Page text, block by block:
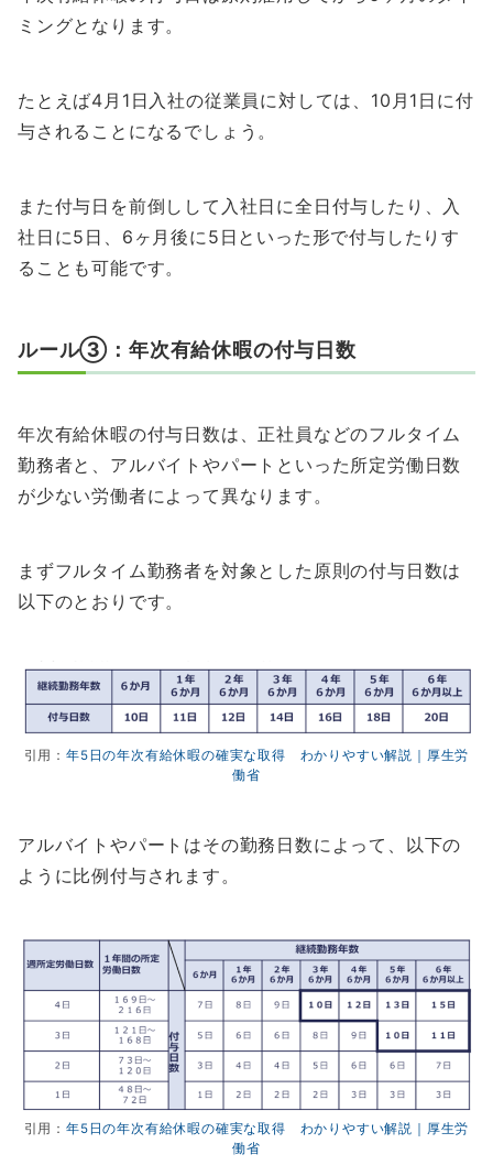
ミングとなります。
たとえば4月1日入社の従業員に対しては、10月1日に付
与されることになるでしょう。
また付与日を前倒しして入社日に全日付与したり、入
社日に5日、6ヶ月後に5日といった形で付与したりす
ることも可能です。
ルール③：年次有給休暇の付与日数
年次有給休暇の付与日数は、正社員などのフルタイム
勤務者と、アルバイトやパートといった所定労働日数
が少ない労働者によって異なります。
まずフルタイム勤務者を対象とした原則の付与日数は
以下のとおりです。
引用：年5日の年次有給休暇の確実な取得 わかりやすい解説｜厚生労
働省
アルバイトやパートはその勤務日数によって、以下の
ように比例付与されます。
引用：年5日の年次有給休暇の確実な取得 わかりやすい解説｜厚生労
働省